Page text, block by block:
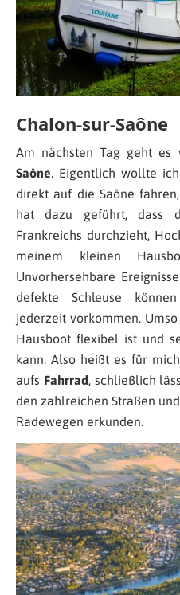
Chalon-sur-Saône
Am nächsten Tag geht es
Saône. Eigentlich wollte
direkt auf die Saône
hat dazu geführt, dass
Frankreichs durchzieht,
meinem kleinen
Unvorhersehbare
defekte Schleuse
jederzeit vorkommen.
Hausboot flexibel ist und
kann. Also heißt es für
aufs Fahrrad, schließlich
den zahlreichen Straßen
Radewegen erkunden.